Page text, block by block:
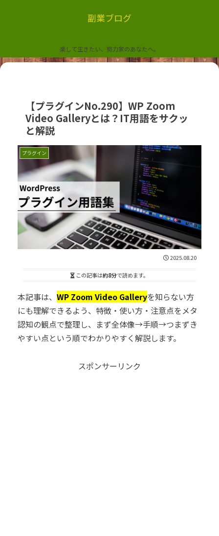
副業ブログ
楽して生きたい、努力家のあなたへ。
【プラグインNo.290】WP Zoom
Video Galleryとは？IT用語をサクッ
と解説
プラグイン
2025.08.20
この記事は約8分で読めます。
本記事は、 WP Zoom Video Galleryを知らない方
にも理解できるよう、特徴・使い方・注意点をメタ
認知の観点で整理し、まず全体像→手順→つまずき
やすい点という順でわかりやすく解説します。
スポンサーリンク